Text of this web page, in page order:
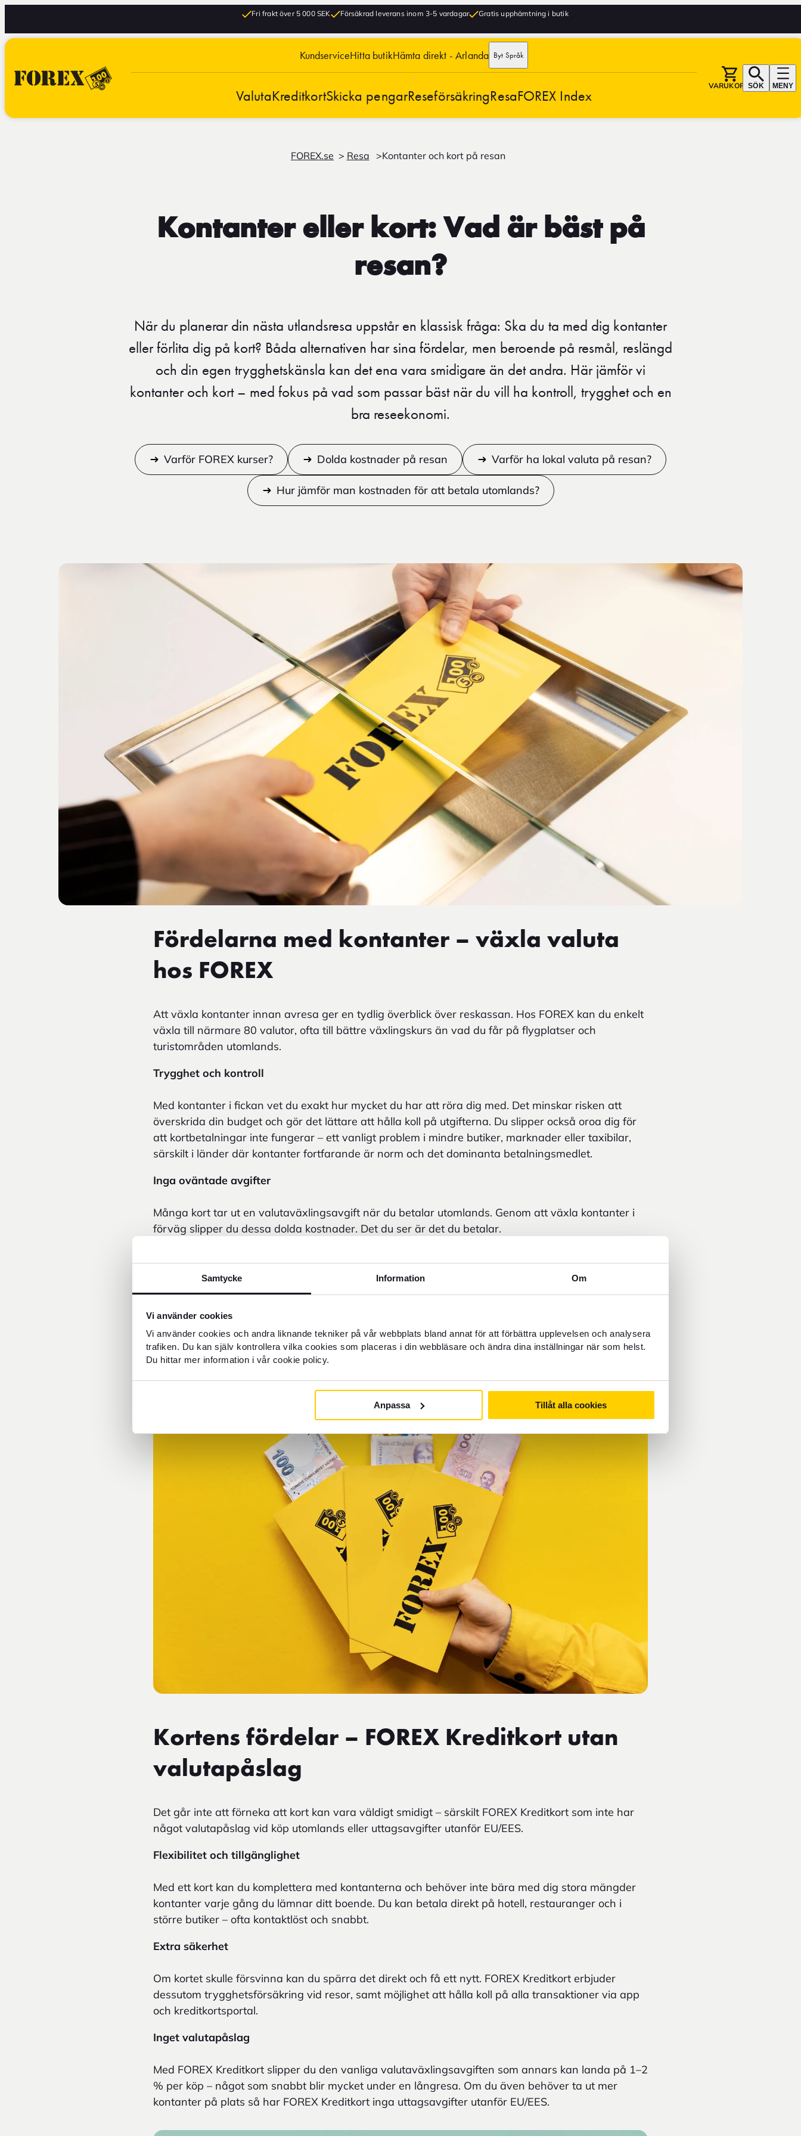
Samtycke Information Om
Vi använder cookies
Vi använder cookies och andra liknande tekniker på vår webbplats bland annat för att förbättra upplevelsen och analysera
trafiken. Du kan själv kontrollera vilka cookies som placeras i din webbläsare och ändra dina inställningar när som helst.
Du hittar mer information i vår cookie policy.
Anpassa Tillåt alla cookies
Fri frakt över 5 000 SEK Försäkrad leverans inom 3-5 vardagar Gratis upphämtning i butik
KundserviceHitta butikHämta direkt - Arlanda Byt Språk
ValutaKreditkortSkicka pengarReseförsäkringResaFOREX Index
VARUKORGSÖK MENY
FOREX.se Resa Kontanter och kort på resan
Kontanter eller kort: Vad är bäst på
resan?
När du planerar din nästa utlandsresa uppstår en klassisk fråga: Ska du ta med dig kontanter
eller förlita dig på kort? Båda alternativen har sina fördelar, men beroende på resmål, reslängd
och din egen trygghetskänsla kan det ena vara smidigare än det andra. Här jämför vi
kontanter och kort – med fokus på vad som passar bäst när du vill ha kontroll, trygghet och en
bra reseekonomi.
Varför FOREX kurser? Dolda kostnader på resan Varför ha lokal valuta på resan?
Hur jämför man kostnaden för att betala utomlands?
Fördelarna med kontanter – växla valuta
hos FOREX
Att växla kontanter innan avresa ger en tydlig överblick över reskassan. Hos FOREX kan du enkelt
växla till närmare 80 valutor, ofta till bättre växlingskurs än vad du får på flygplatser och
turistområden utomlands.
Trygghet och kontroll
Med kontanter i fickan vet du exakt hur mycket du har att röra dig med. Det minskar risken att
överskrida din budget och gör det lättare att hålla koll på utgifterna. Du slipper också oroa dig för
att kortbetalningar inte fungerar – ett vanligt problem i mindre butiker, marknader eller taxibilar,
särskilt i länder där kontanter fortfarande är norm och det dominanta betalningsmedlet.
Inga oväntade avgifter
Många kort tar ut en valutaväxlingsavgift när du betalar utomlands. Genom att växla kontanter i
förväg slipper du dessa dolda kostnader. Det du ser är det du betalar.
Flesta länder är inte som Sverige. I vissa länder är kortbetalning inte självklart. Kontanter är ofta
taxis eller i länder där den digitala infrastrukturen inte är fullt utvecklad. Då är det tryggt att vara
förberedd.
Kortens fördelar – FOREX Kreditkort utan
valutapåslag
Det går inte att förneka att kort kan vara väldigt smidigt – särskilt FOREX Kreditkort som inte har
något valutapåslag vid köp utomlands eller uttagsavgifter utanför EU/EES.
Flexibilitet och tillgänglighet
Med ett kort kan du komplettera med kontanterna och behöver inte bära med dig stora mängder
kontanter varje gång du lämnar ditt boende. Du kan betala direkt på hotell, restauranger och i
större butiker – ofta kontaktlöst och snabbt.
Extra säkerhet
Om kortet skulle försvinna kan du spärra det direkt och få ett nytt. FOREX Kreditkort erbjuder
dessutom trygghetsförsäkring vid resor, samt möjlighet att hålla koll på alla transaktioner via app
och kreditkortsportal.
Inget valutapåslag
Med FOREX Kreditkort slipper du den vanliga valutaväxlingsavgiften som annars kan landa på 1–2
% per köp – något som snabbt blir mycket under en långresa. Om du även behöver ta ut mer
kontanter på plats så har FOREX Kreditkort inga uttagsavgifter utanför EU/EES.